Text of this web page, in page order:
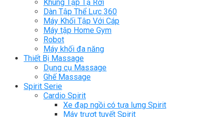
Khung Tập Tạ Rời
Dàn Tập Thể Lực 360
Máy Khối Tập Với Cáp
Máy tập Home Gym
Robot
Máy khối đa năng
Thiết Bị Massage
Dụng cụ Massage
Ghế Massage
Spirit Serie
Cardio Spirit
Xe đạp ngồi có tựa lưng Spirit
Máy trượt tuyết Spirit